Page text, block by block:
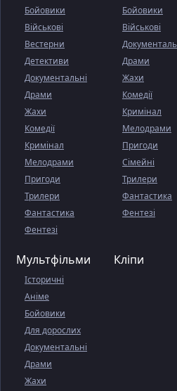
Бойовики
Військові
Вестерни
Детективи
Документальні
Драми
Жахи
Комедії
Кримінал
Мелодрами
Пригоди
Трилери
Фантастика
Фентезі
Бойовики
Військові
Драми
Жахи
Комедії
Кримінал
Мелодрами
Пригоди
Сімейні
Трилери
Фантастика
Фентезі
Мультфільми
Історичні
Аніме
Бойовики
Для дорослих
Документальні
Драми
Жахи
Кліпи